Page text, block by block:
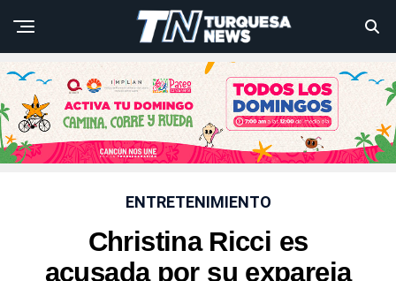
ENTRETENIMIENTO
Christina Ricci es
acusada por su expareja